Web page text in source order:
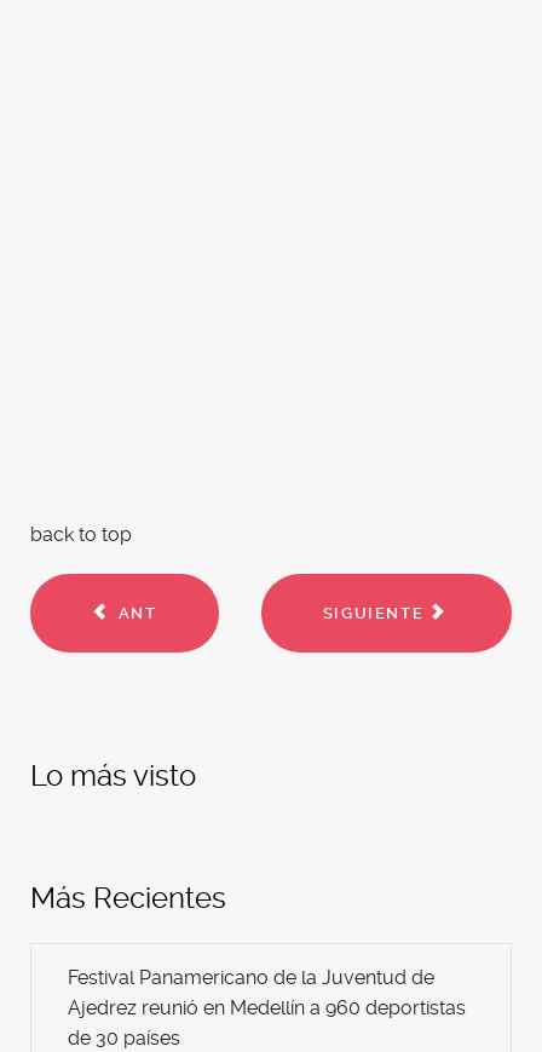
back to top
ANT SIGUIENTE
Lo más visto
Más Recientes
Festival Panamericano de la Juventud de
Ajedrez reunió en Medellín a 960 deportistas
de 30 países